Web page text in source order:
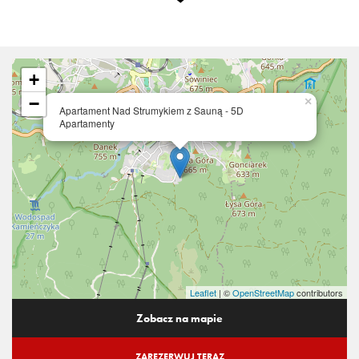
Apartament Nad Strumykiem z Sauną - 5D
Apartamenty
×
+
−
Leaflet | ©OpenStreetMapcontributors
Zobacz na mapie
ZAREZERWUJ TERAZ